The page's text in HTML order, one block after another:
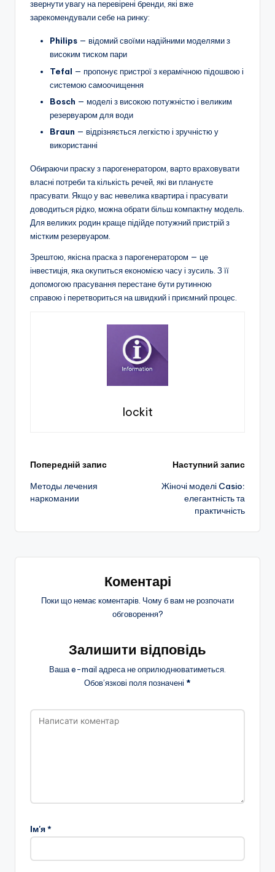
звернути увагу на перевірені бренди, які вже
зарекомендували себе на ринку:
Philips — відомий своїми надійними моделями з
високим тиском пари
Tefal — пропонує пристрої з керамічною підошвою і
системою самоочищення
Bosch — моделі з високою потужністю і великим
резервуаром для води
Braun — відрізняється легкістю і зручністю у
використанні
Обираючи праску з парогенератором, варто враховувати
власні потреби та кількість речей, які ви плануєте
прасувати. Якщо у вас невелика квартира і прасувати
доводиться рідко, можна обрати більш компактну модель.
Для великих родин краще підійде потужний пристрій з
містким резервуаром.
Зрештою, якісна праска з парогенератором — це
інвестиція, яка окупиться економією часу і зусиль. З її
допомогою прасування перестане бути рутинною
справою і перетвориться на швидкий і приємний процес.
lockit
Навігація
по
Попередній запис
Методы лечения
наркомании
Наступний запис
Жіночі моделі Casio:
елегантність та
практичність
Коментарі
Поки що немає коментарів. Чому б вам не розпочати
обговорення?
Залишити відповідь
Ваша e-mail адреса не оприлюднюватиметься.
Обов’язкові поля позначені *
Ім'я*